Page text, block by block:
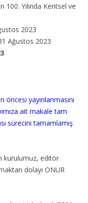
100. Yılında Kentsel ve
2023
Ağustos 2023
öncesi yayınlanmasını
ait makale tam
sürecini tamamlamış
kurulumuz, editör
dolayı ONUR